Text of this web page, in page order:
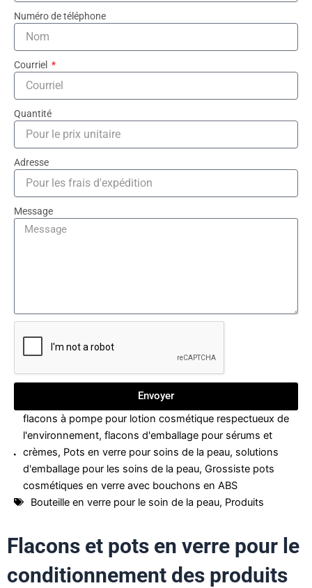
Numéro de téléphone
Courriel
Quantité
Adresse
Message
Envoyer
flacons à pompe pour lotion cosmétique respectueux de
l'environnement,flacons d'emballage pour sérums et
crèmes, Pots en verre pour soins de la peau, solutions
d'emballage pour les soins de la peau,Grossiste pots
cosmétiques en verre avec bouchons en ABS
Bouteille en verre pour le soin de la peau, Produits
Flacons et pots en verre pour le
conditionnement des produits